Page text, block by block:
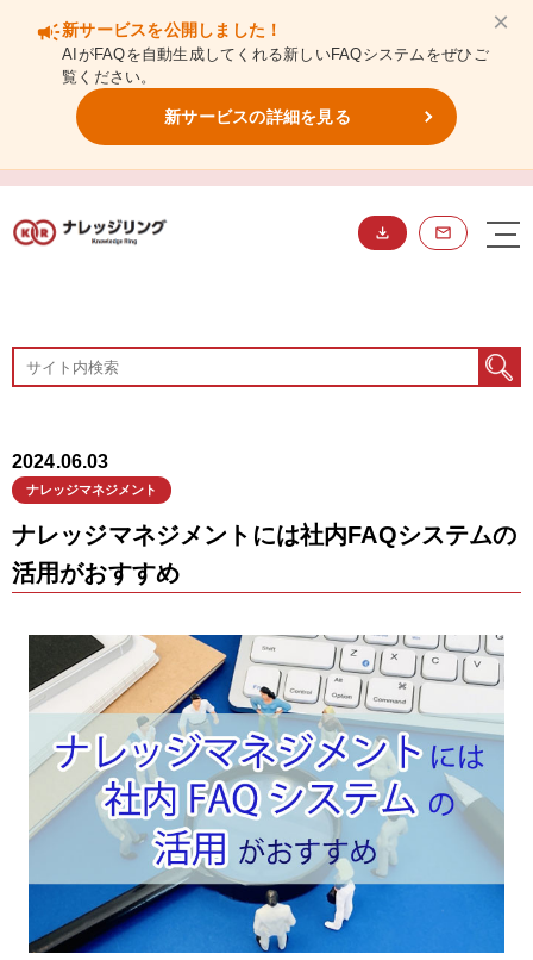
campaign新サービスを公開しました！
AIがFAQを自動生成してくれる新しいFAQシステムをぜひご
覧ください。
新サービスの詳細を見る
×
2024.06.03
ナレッジマネジメント
ナレッジマネジメントには社内FAQシステムの
活用がおすすめ